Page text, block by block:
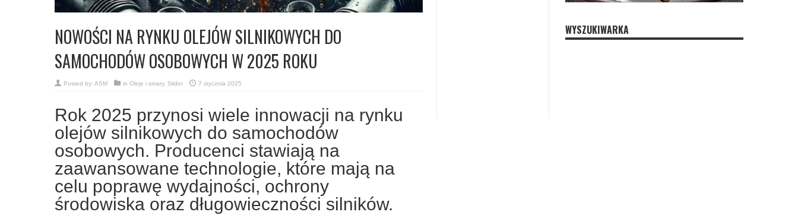
NOWOŚCI NA RYNKU OLEJÓW SILNIKOWYCH DO
SAMOCHODÓW OSOBOWYCH W 2025 ROKU
Posted by: ASM in Oleje i smary, Slider 7 stycznia 2025
Rok 2025 przynosi wiele innowacji na rynku
olejów silnikowych do samochodów
osobowych. Producenci stawiają na
zaawansowane technologie, które mają na
celu poprawę wydajności, ochrony
środowiska oraz długowieczności silników.
WYSZUKIWARKA